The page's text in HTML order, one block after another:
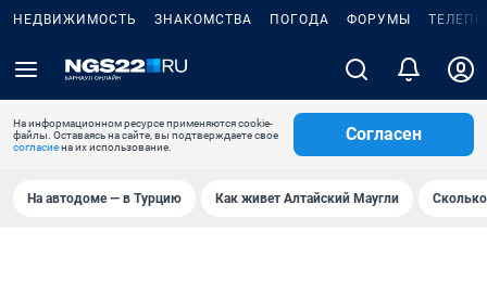
НЕДВИЖИМОСТЬ ЗНАКОМСТВА ПОГОДА ФОРУМЫ
На информационном ресурсе применяются cookie-
файлы. Оставаясь на сайте, вы подтверждаете свое
согласиена их использование.
Согласен
На автодоме — в Турцию Как живет Алтайский Маугли